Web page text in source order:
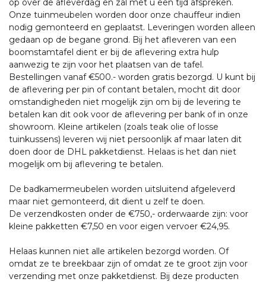
Onze tuinmeubelen worden door onze chauffeur indien
nodig gemonteerd en geplaatst. Leveringen worden alleen
gedaan op de begane grond. Bij het afleveren van een
boomstamtafel dient er bij de aflevering extra hulp
aanwezig te zijn voor het plaatsen van de tafel.
Bestellingen vanaf €500.- worden gratis bezorgd. U kunt bij
de aflevering per pin of contant betalen, mocht dit door
omstandigheden niet mogelijk zijn om bij de levering te
betalen kan dit ook voor de aflevering per bank of in onze
showroom. Kleine artikelen (zoals teak olie of losse
tuinkussens) leveren wij niet persoonlijk af maar laten dit
doen door de DHL pakketdienst. Helaas is het dan niet
mogelijk om bij aflevering te betalen.
De badkamermeubelen worden uitsluitend afgeleverd
maar niet gemonteerd, dit dient u zelf te doen.
De verzendkosten onder de €750,- orderwaarde zijn: voor
kleine pakketten €7,50 en voor eigen vervoer €24,95.
Helaas kunnen niet alle artikelen bezorgd worden. Of
omdat ze te breekbaar zijn of omdat ze te groot zijn voor
verzending met onze pakketdienst. Bij deze producten